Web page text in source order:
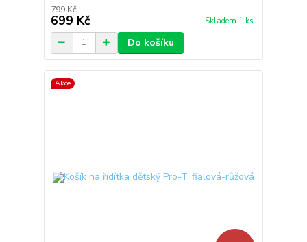
799 Kč
699 Kč Skladem 1 ks
Do košíku
Akce